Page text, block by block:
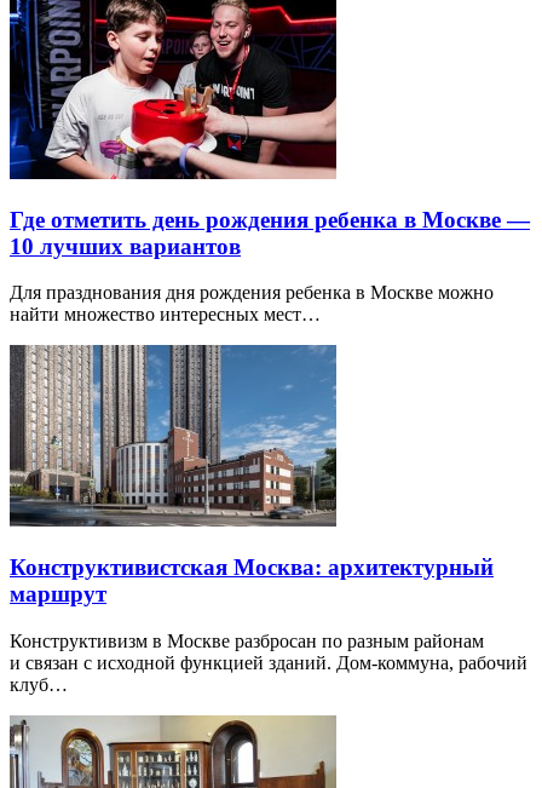
Где отметить день рождения ребенка в Москве —
10 лучших вариантов
Для празднования дня рождения ребенка в Москве можно
найти множество интересных мест…
Конструктивистская Москва: архитектурный
маршрут
Конструктивизм в Москве разбросан по разным районам
и связан с исходной функцией зданий. Дом-коммуна, рабочий
клуб…